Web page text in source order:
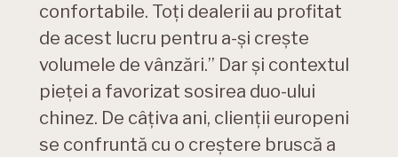
confortabile. Toți dealerii au profitat
de acest lucru pentru a-și crește
volumele de vânzări.” Dar și contextul
pieței a favorizat sosirea duo-ului
chinez. De câțiva ani, clienții europeni
se confruntă cu o creștere bruscă a